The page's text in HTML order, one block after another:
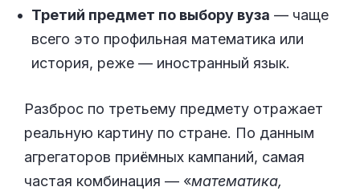
Третий предмет по выбору вуза — чаще
всего это профильная математика или
история, реже — иностранный язык.
Разброс по третьему предмету отражает
реальную картину по стране. По данным
агрегаторов приёмных кампаний, самая
частая комбинация — «математика,